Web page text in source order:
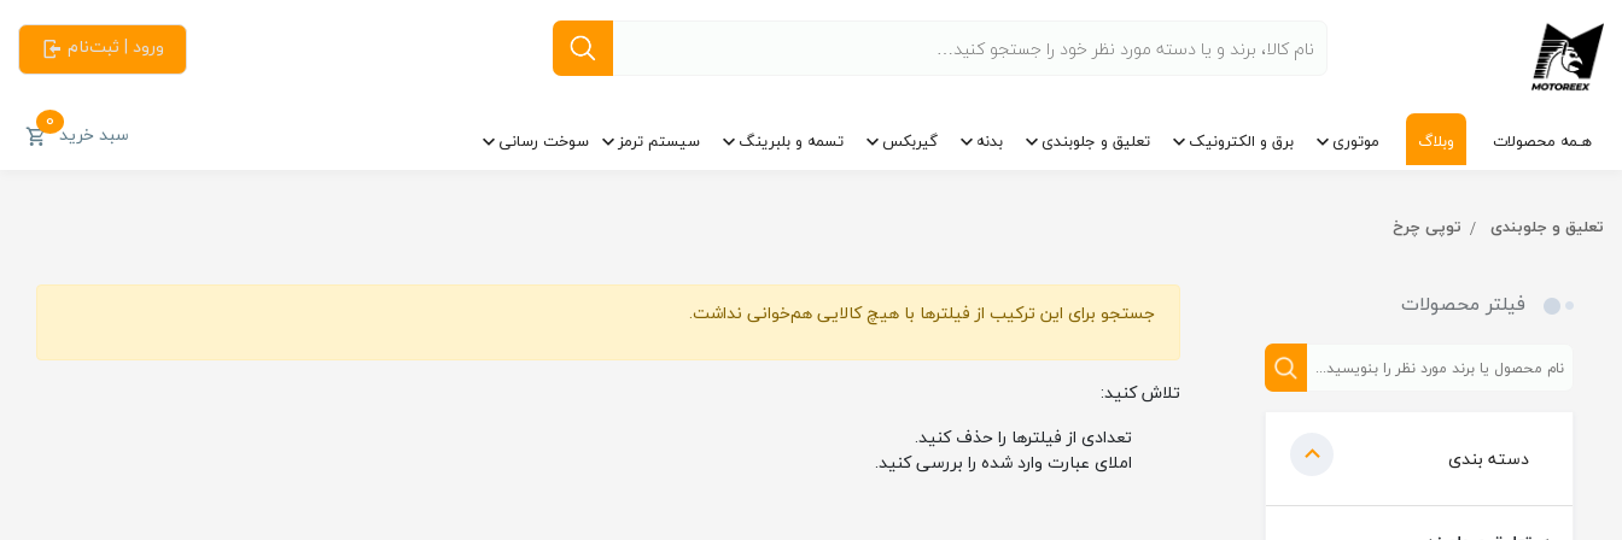
ورود | ثبت‌نام
هـمه محصولات وبلاگ موتوری برق و الکترونیک تعلیق و جلوبندی بدنه گیربکس تسمه و بلبرینگ سیستم ترمز سوخت رسانی سبد خرید0
تعلیق و جلوبندی توپی چرخ
فیلتر محصولات
دسته بندی
جستجو برای این ترکیب از فیلترها با هیچ کالایی هم‌خوانی نداشت.
تلاش کنید:
تعدادی از فیلترها را حذف کنید.
املای عبارت وارد شده را بررسی کنید.